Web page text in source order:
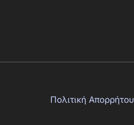
Πολιτική Απορρήτου